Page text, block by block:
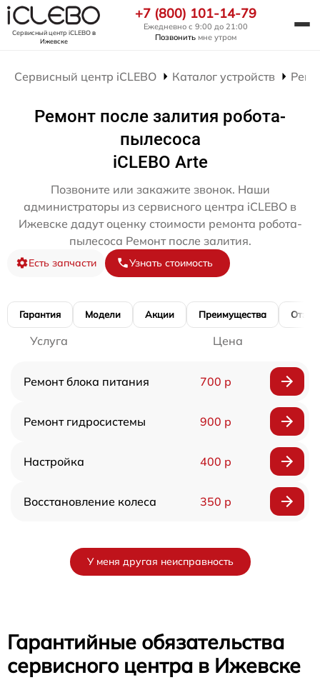
Сервисный центр iCLEBOв
Ижевске
+7 (800) 101-14-79
Ежедневно с 9:00 до 21:00
Позвонить мне утром
Сервисный центр iCLEBO Каталог устройств
Ремонт после залития робота-
пылесоса
iCLEBO Arte
Позвоните или закажите звонок. Наши
администраторы из сервисного центра iCLEBO в
Ижевске дадут оценку стоимости ремонта робота-
пылесоса Ремонт после залития.
Есть запчасти Узнать стоимость
Гарантия Модели Акции Преимущества
Услуга Цена
Ремонт блока питания 700 р
Ремонт гидросистемы 900 р
Настройка 400 р
Восстановление колеса 350 р
У меня другая неисправность
Гарантийные обязательства
сервисного центра в Ижевске